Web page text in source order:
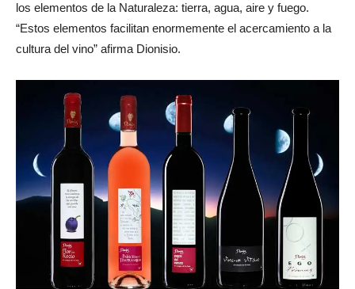
los elementos de la Naturaleza: tierra, agua, aire y fuego.
“Estos elementos facilitan enormemente el acercamiento a la
cultura del vino” afirma Dionisio.